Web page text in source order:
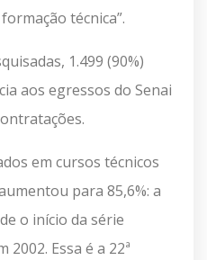
técnica”.
1.499 (90%)
aos egressos do Senai
em cursos técnicos
para 85,6%: a
o início da série
2002. Essa é a 22ª